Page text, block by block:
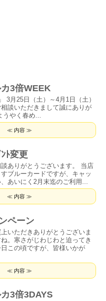
3倍WEEK
3月25日（土）～4月1日（土）
談いただきまして誠にありが
やく春め...
≪ 内容 ≫
ﾄ変更
ありがとうございます。 当店
ブルーカードですが、キャッ
あいにく2月末迄のご利用...
≪ 内容 ≫
ペーン
いただきありがとうございま
。寒さがじわじわと迫ってき
この頃ですが、皆様いかが
≪ 内容 ≫
3倍3DAYS